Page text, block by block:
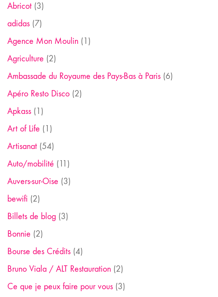
Abricot (3)
adidas (7)
Agence Mon Moulin (1)
Agriculture (2)
Ambassade du Royaume des Pays-Bas à Paris (6)
Apéro Resto Disco (2)
Apkass (1)
Art of Life (1)
Artisanat (54)
Auto/mobilité (11)
Auvers-sur-Oise (3)
bewifi (2)
Billets de blog (3)
Bonnie (2)
Bourse des Crédits (4)
Bruno Viala / ALT Restauration (2)
Ce que je peux faire pour vous (3)